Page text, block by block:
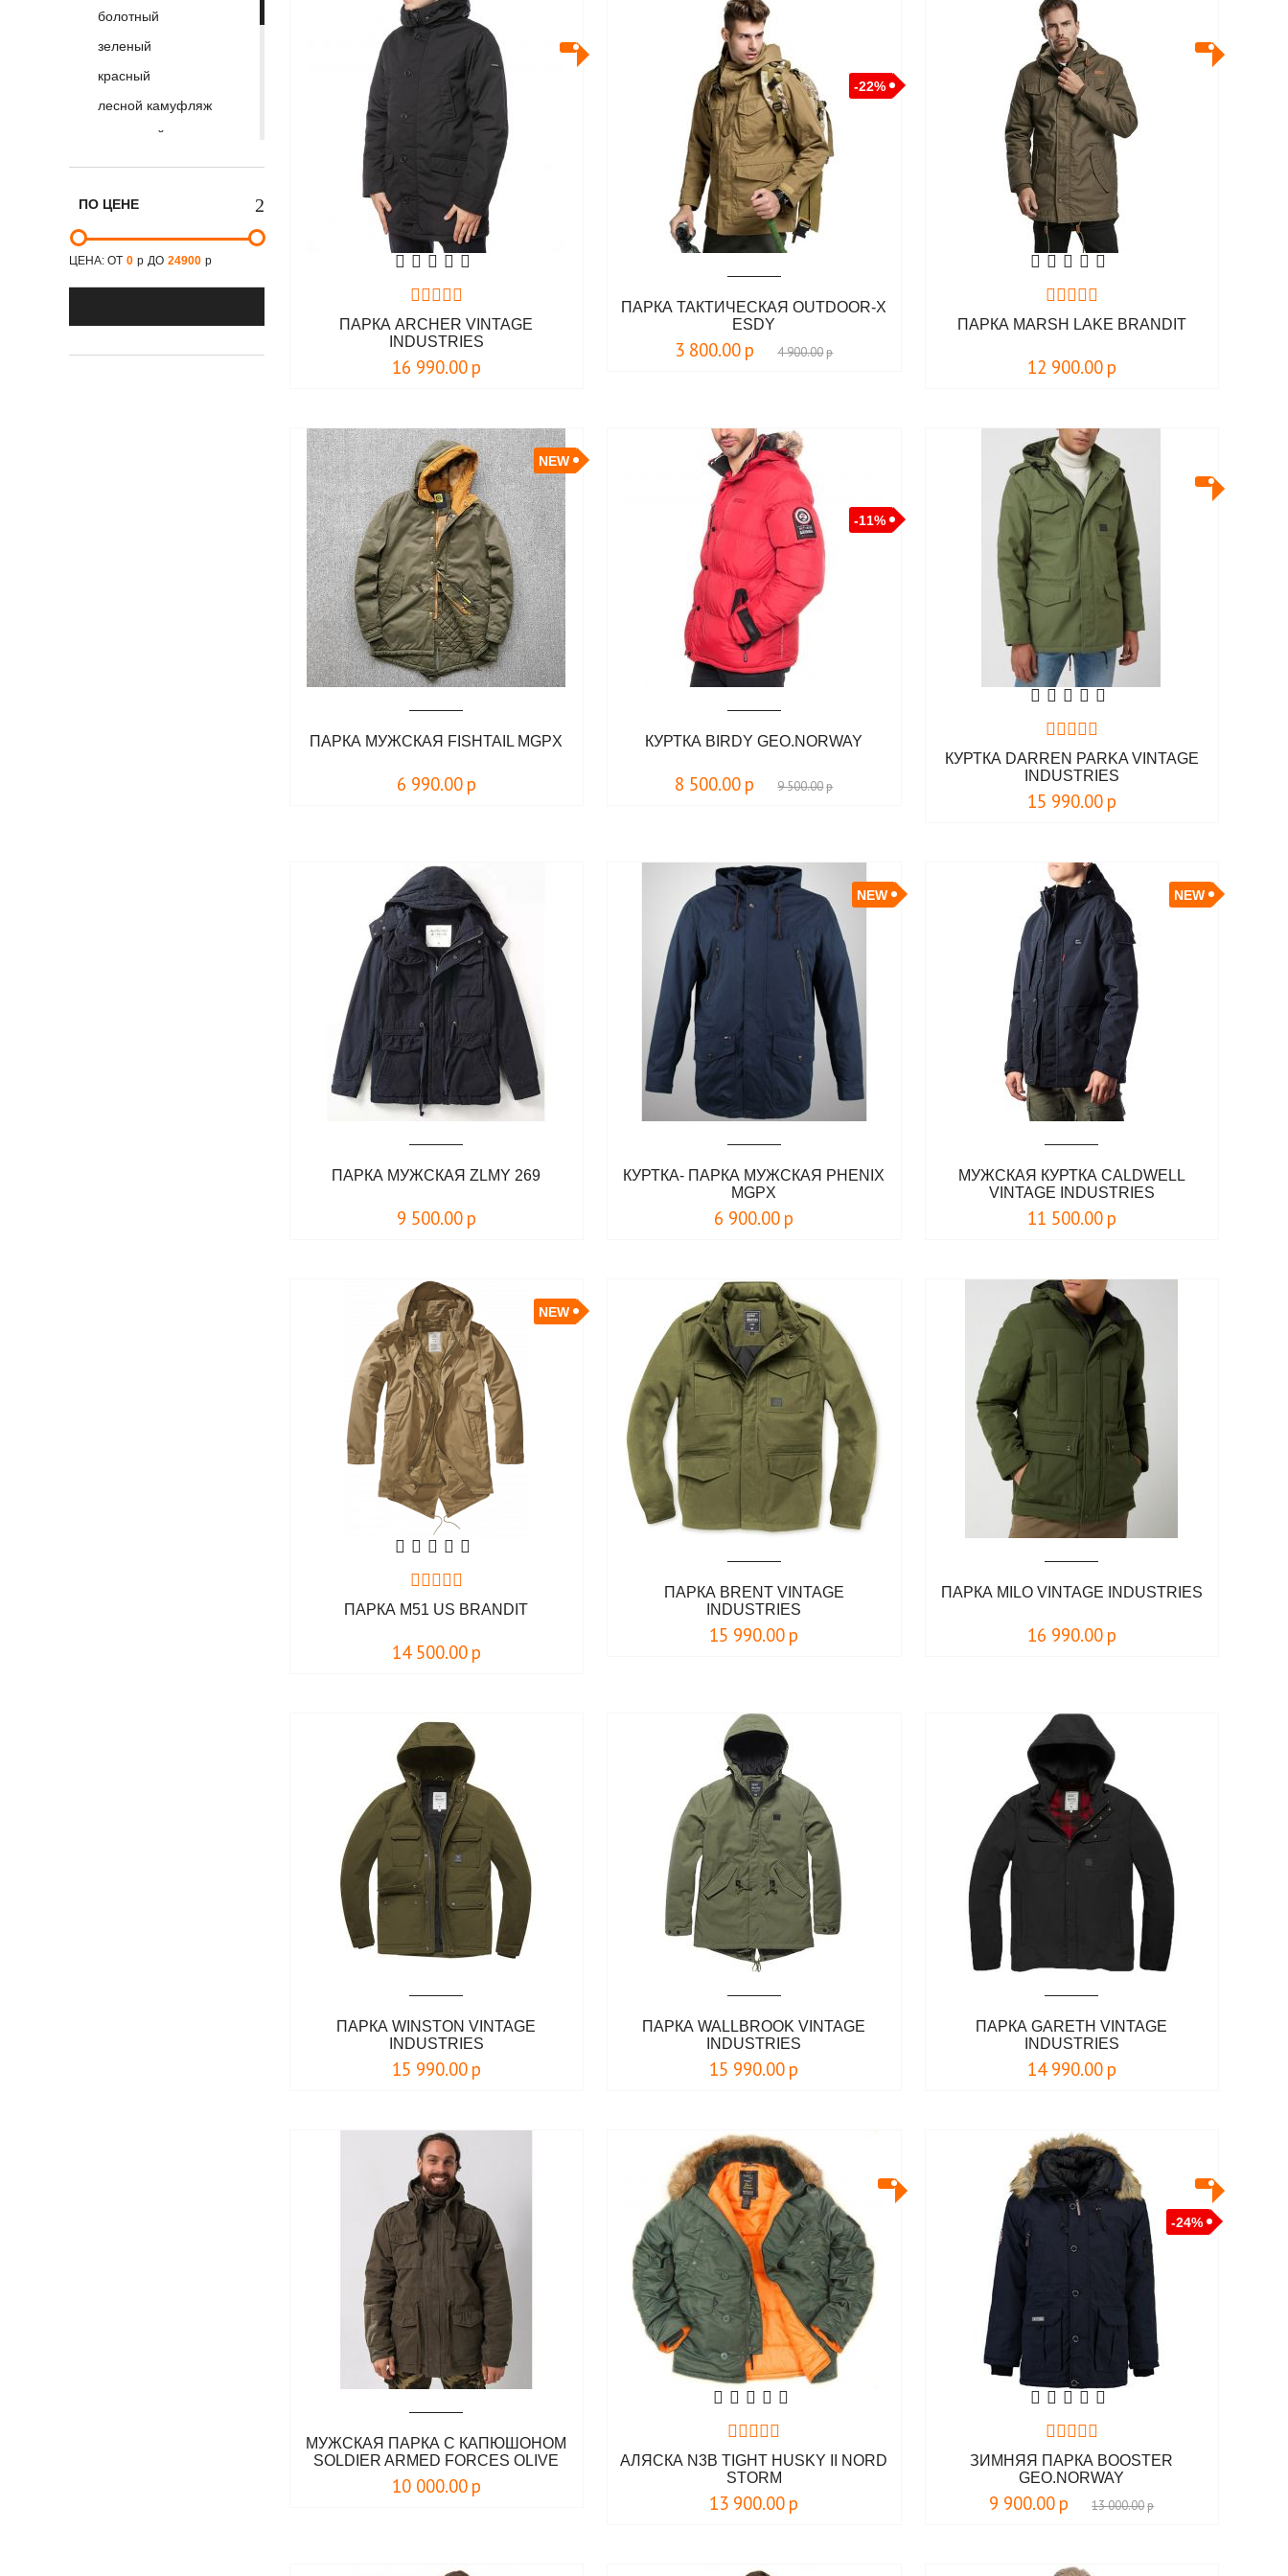
Urban Knights
V/Works
Vintage Industries
болотный
зеленый
красный
лесной камуфляж
оливковый
песочный
сине-голубой
сине-серый
ПО ЦЕНЕ
ЦЕНА: ОТ 0 р ДО 24900 р
ПАРКА ARCHER VINTAGE
INDUSTRIES
16 990.00 р
-22%
ПАРКА ТАКТИЧЕСКАЯ OUTDOOR-X
ESDY
3 800.00 р 4 900.00р
ПАРКА MARSH LAKE BRANDIT
12 900.00 р
NEW
ПАРКА МУЖСКАЯ FISHTAIL MGPX
6 990.00 р
-11%
КУРТКА BIRDY GEO.NORWAY
8 500.00 р 9 500.00р
КУРТКА DARREN PARKA VINTAGE
INDUSTRIES
15 990.00 р
ПАРКА МУЖСКАЯ ZLMY 269
9 500.00 р
NEW
КУРТКА- ПАРКА МУЖСКАЯ PHENIX
MGPX
6 900.00 р
NEW
МУЖСКАЯ КУРТКА CALDWELL
VINTAGE INDUSTRIES
11 500.00 р
NEW
ПАРКА M51 US BRANDIT
14 500.00 р
ПАРКА BRENT VINTAGE
INDUSTRIES
15 990.00 р
ПАРКА MILO VINTAGE INDUSTRIES
16 990.00 р
ПАРКА WINSTON VINTAGE
INDUSTRIES
15 990.00 р
ПАРКА WALLBROOK VINTAGE
INDUSTRIES
15 990.00 р
ПАРКА GARETH VINTAGE
INDUSTRIES
14 990.00 р
МУЖСКАЯ ПАРКА C КАПЮШОНОМ
SOLDIER ARMED FORCES OLIVE
10 000.00 р
АЛЯСКА N3B TIGHT HUSKY II NORD
STORM
13 900.00 р
-24%
ЗИМНЯЯ ПАРКА BOOSTER
GEO.NORWAY
9 900.00 р 13 000.00р